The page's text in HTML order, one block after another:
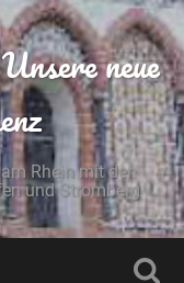
neue
Rhein mit den
und Stromberg